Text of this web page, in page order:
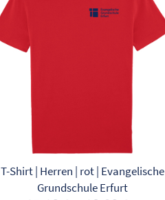
T-Shirt | Herren | rot | Evangelische
Grundschule Erfurt